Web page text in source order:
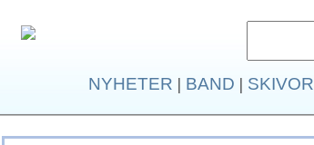
NYHETER | BAND | SKIVOR